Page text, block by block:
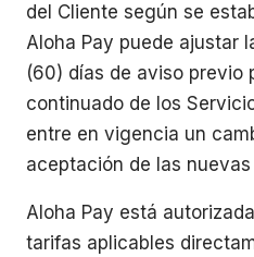
del Cliente según se
Aloha Pay puede ajustar
(60) días de aviso previo
continuado de los
entre en vigencia un
aceptación de las
Aloha Pay está
tarifas aplicables